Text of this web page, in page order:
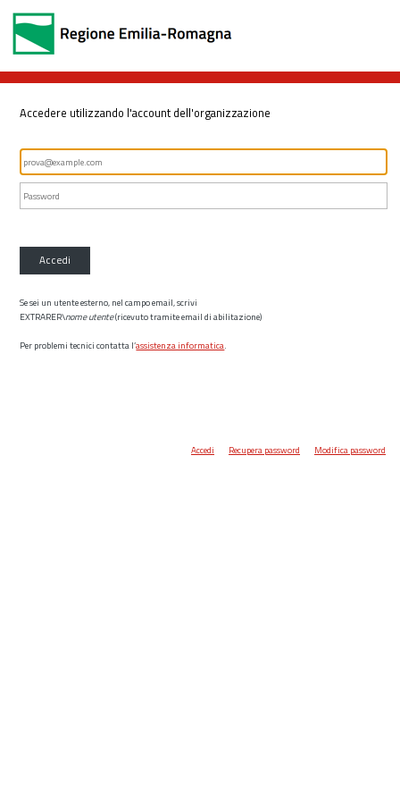
Accedere utilizzando l'account dell'organizzazione
Accedi
Se sei un utente esterno, nel campo email, scrivi
EXTRARER\nome utente(ricevuto tramite email di abilitazione)
Per problemi tecnici contatta l’assistenza informatica.
Accedi Recupera password Modifica password